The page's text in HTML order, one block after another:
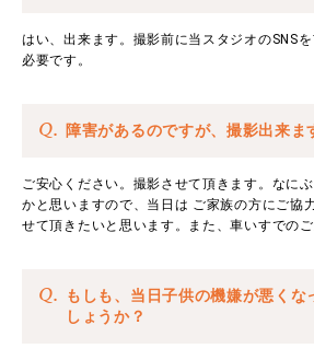
はい、出来ます。撮影前に当スタジオのSNS
必要です。
Q. 障害があるのですが、撮影出来ま
ご安心ください。撮影させて頂きます。なに
かと思いますので、当日は ご家族の方にご協
せて頂きたいと思います。また、車いすでの
Q.
もしも、当日子供の機嫌が悪くな
しょうか？